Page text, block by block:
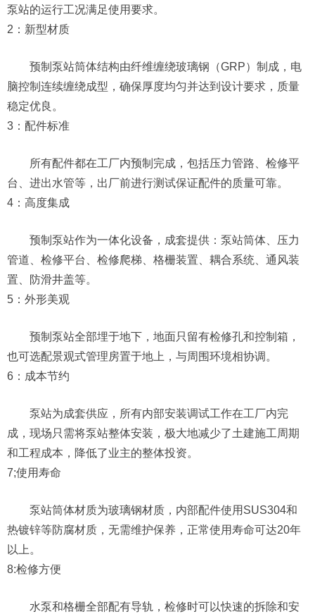
泵站的运行工况满足使用要求。
2：新型材质
预制泵站筒体结构由纤维缠绕玻璃钢（GRP）制成，电
脑控制连续缠绕成型，确保厚度均匀并达到设计要求，质量
稳定优良。
3：配件标准
所有配件都在工厂内预制完成，包括压力管路、检修平
台、进出水管等，出厂前进行测试保证配件的质量可靠。
4：高度集成
预制泵站作为一体化设备，成套提供：泵站筒体、压力
管道、检修平台、检修爬梯、格栅装置、耦合系统、通风装
置、防滑井盖等。
5：外形美观
预制泵站全部埋于地下，地面只留有检修孔和控制箱，
也可选配景观式管理房置于地上，与周围环境相协调。
6：成本节约
泵站为成套供应，所有内部安装调试工作在工厂内完
成，现场只需将泵站整体安装，极大地减少了土建施工周期
和工程成本，降低了业主的整体投资。
7;使用寿命
泵站筒体材质为玻璃钢材质，内部配件使用SUS304和
热镀锌等防腐材质，无需维护保养，正常使用寿命可达20年
以上。
8:检修方便
水泵和格栅全部配有导轨，检修时可以快速的拆除和安